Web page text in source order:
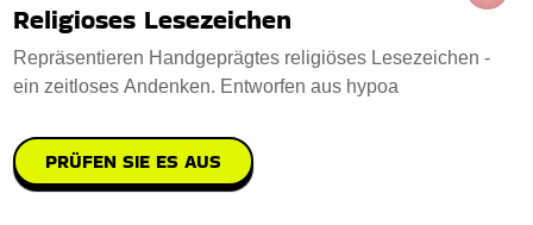
Religioses Lesezeichen
Repräsentieren Handgeprägtes religiöses Lesezeichen -
ein zeitloses Andenken. Entworfen aus hypoa
PRÜFEN SIE ES AUS